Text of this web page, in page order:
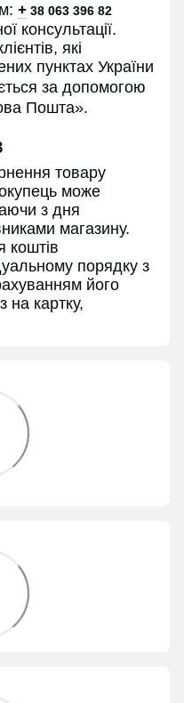
+ 38 063 396 82
консультації.
які
пунктах України
за допомогою
Пошта».
товару
може
з дня
магазину.
коштів
порядку з
його
на картку,